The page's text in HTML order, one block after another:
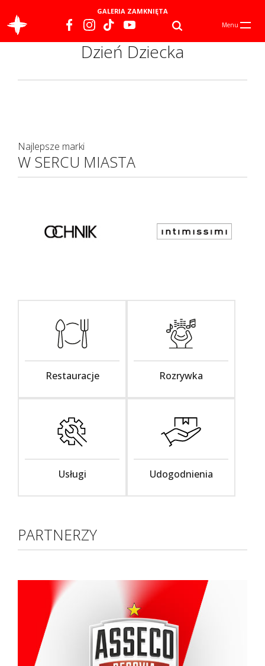
GALERIA ZAMKNIĘTA
Menu
Dzień Dziecka
Najlepsze marki
W SERCU MIASTA
Restauracje Rozrywka
Usługi Udogodnienia
PARTNERZY